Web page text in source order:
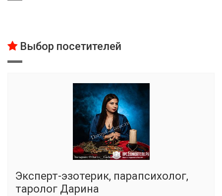
Выбор посетителей
Эксперт-эзотерик, парапсихолог,
таролог Дарина